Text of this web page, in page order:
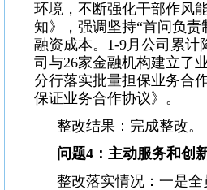
环境，不断强化干部作风
知》，强调坚持“首问负
融资成本。1-9月公司累计
司与26家金融机构建立了
分行落实批量担保业务合
保证业务合作协议》。
整改结果：完成整改。
问题4：主动服务和创
整改落实情况：一是全